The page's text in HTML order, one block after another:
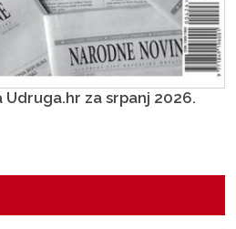
za srpanj 2026.